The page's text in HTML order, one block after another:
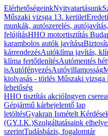
ElérhetőségeinkNyitvatartásunk
Műszaki vizsga 13. kerület
munkák, autószerelés,
felújításHHO motortisztítás
karambolos autók javítása
kárrendezésAutóklíma javítás,
klíma fertőtlenítésAutómentés
isAutófényezésAutóvillamosság
kiolvasás - törlés Műszaki vizsga
lehetőség
HHO tisztítás akcióIngyen
Gépjármű kárbejelentő lap
letöltésGyakran Ismételt
(GY.I.K.)Szolgáltatásaink
szerintTudásbázis, fogalomtár